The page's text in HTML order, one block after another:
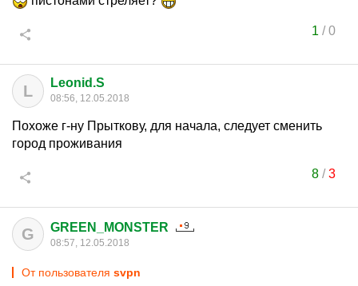
1 /0
L Leonid.S
08:56, 12.05.2018
Похоже г-ну Прыткову, для начала, следует сменить
город проживания
8/3
G GREEN_MONSTER
08:57, 12.05.2018
От пользователя svpn